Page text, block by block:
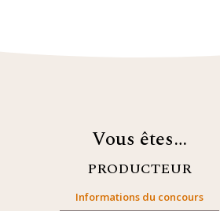
Vous êtes…
PRODUCTEUR
Informations du concours